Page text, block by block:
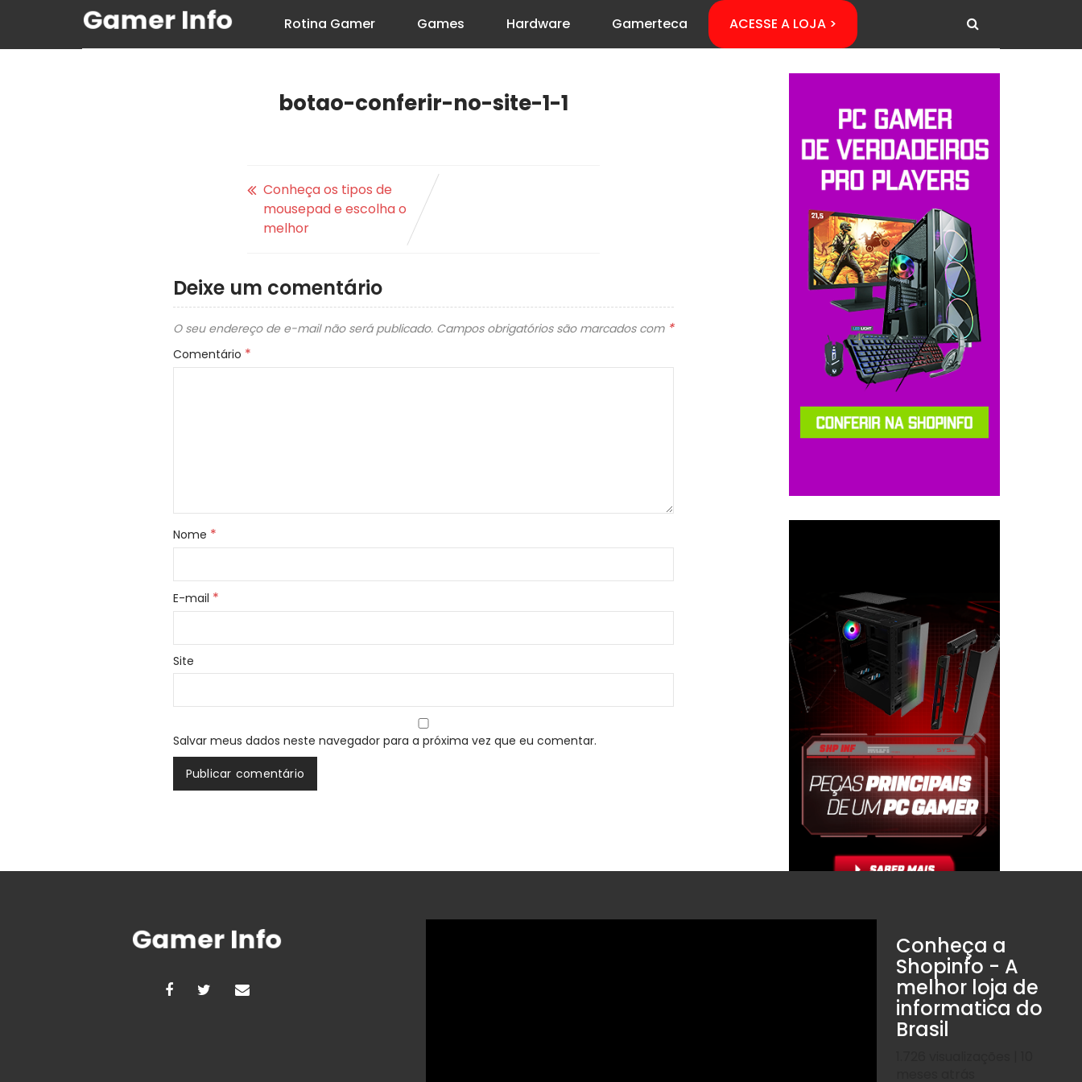
Rotina Gamer Games Hardware Gamerteca ACESSE A LOJA >
botao-conferir-no-site-1-1
Conheça os tipos de
mousepad e escolha o
melhor
Deixe um comentário
O seu endereço de e-mail não será publicado. Campos obrigatórios são marcados com *
Comentário *
Nome *
E-mail *
Site
Salvar meus dados neste navegador para a próxima vez que eu comentar.
Conheça a
Shopinfo - A
melhor loja de
informatica do
Brasil